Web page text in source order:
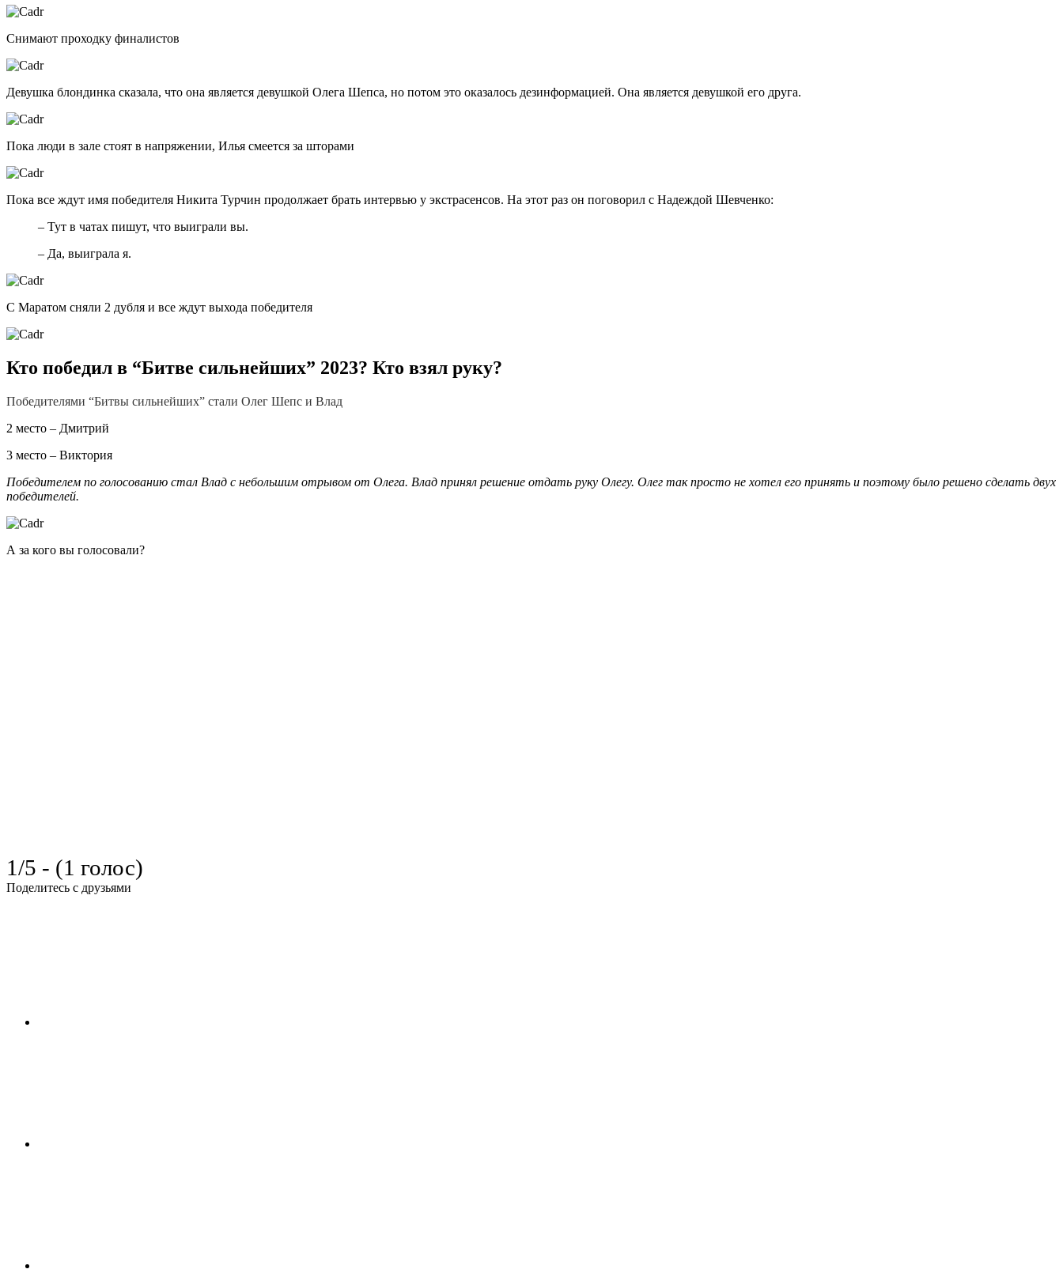
Снимают проходку финалистов
Девушка блондинка сказала, что она является девушкой Олега Шепса, но потом это оказалось дезинформацией. Она является девушкой его друга.
Пока люди в зале стоят в напряжении, Илья смеется за шторами
Пока все ждут имя победителя Никита Турчин продолжает брать интервью у экстрасенсов. На этот раз он поговорил с Надеждой Шевченко:
– Тут в чатах пишут, что выиграли вы.
– Да, выиграла я.
С Маратом сняли 2 дубля и все ждут выхода победителя
Кто победил в “Битве сильнейших” 2023? Кто взял руку?
Победителями “Битвы сильнейших” стали Олег Шепс и Влад
2 место – Дмитрий
3 место – Виктория
Победителем по голосованию стал Влад с небольшим отрывом от Олега. Влад принял решение отдать руку Олегу. Олег так просто не хотел его принять и поэтому было решено сделать двух
победителей.
А за кого вы голосовали?
1/5 - (1 голос)
Поделитесь с друзьями